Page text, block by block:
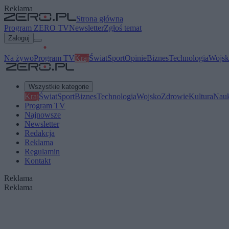
Reklama
Strona główna
Program ZERO TVNewsletterZgłoś temat
Zaloguj
Na żywoProgram TVKrajŚwiatSportOpinieBiznesTechnologia
Wszystkie kategorie
KrajŚwiatSportBiznesTechnologiaWojskoZdrowieKultura
Program TV
Najnowsze
Newsletter
Redakcja
Reklama
Regulamin
Kontakt
Reklama
Reklama